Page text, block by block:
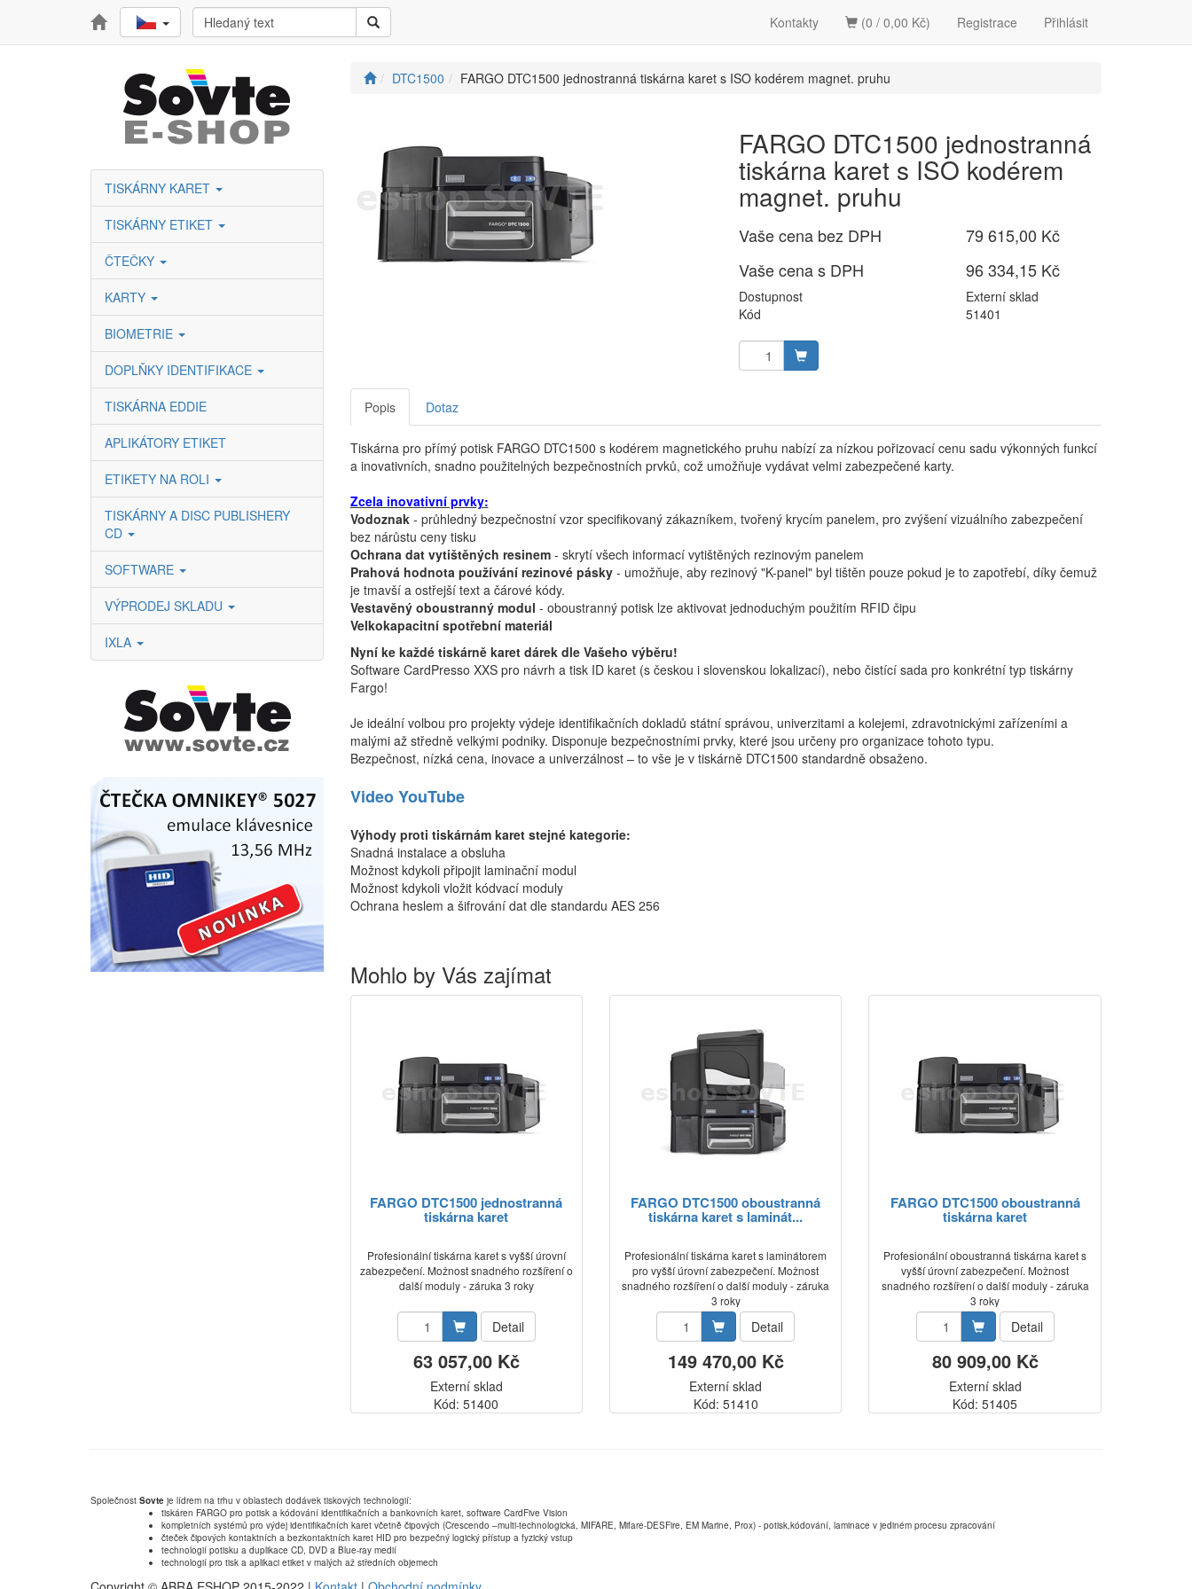
Registrace Přihlásit
Kontakty (0 / 0,00 Kč)
TISKÁRNY KARET
TISKÁRNY ETIKET
ČTEČKY
KARTY
BIOMETRIE
DOPLŇKY IDENTIFIKACE
TISKÁRNA EDDIE
APLIKÁTORY ETIKET
ETIKETY NA ROLI
TISKÁRNY A DISC PUBLISHERY
CD
SOFTWARE
VÝPRODEJ SKLADU
IXLA
DTC1500 FARGO DTC1500 jednostranná tiskárna karet s ISO kodérem magnet. pruhu
FARGO DTC1500 jednostranná
tiskárna karet s ISO kodérem
magnet. pruhu
Vaše cena bez DPH
79 615,00 Kč
Vaše cena s DPH
96 334,15 Kč
Dostupnost
Externí sklad
Kód
51401
Popis Dotaz
Tiskárna pro přímý potisk FARGO DTC1500 s kodérem magnetického pruhu nabízí za nízkou pořizovací cenu sadu výkonných funkcí
a inovativních, snadno použitelných bezpečnostních prvků, což umožňuje vydávat velmi zabezpečené karty.
Zcela inovativní prvky:
Vodoznak- průhledný bezpečnostní vzor specifikovaný zákazníkem, tvořený krycím panelem, pro zvýšení vizuálního zabezpečení
bez nárůstu ceny tisku
Ochrana dat vytištěných resinem- skrytí všech informací vytištěných rezinovým panelem
Prahová hodnota používání rezinové pásky- umožňuje, aby rezinový "K-panel" byl tištěn pouze pokud je to zapotřebí, díky čemuž
je tmavší a ostřejší text a čárové kódy.
Vestavěný oboustranný modul - oboustranný potisk lze aktivovat jednoduchým použitím RFID čipu
Velkokapacitní spotřební materiál
Nyní ke každé tiskárně karet dárek dle Vašeho výběru!
Software CardPresso XXS pro návrh a tisk ID karet (s českou i slovenskou lokalizací), nebo čistící sada pro konkrétní typ tiskárny
Fargo!
Je ideální volbou pro projekty výdeje identifikačních dokladů státní správou, univerzitami a kolejemi, zdravotnickými zařízeními a
malými až středně velkými podniky. Disponuje bezpečnostními prvky, které jsou určeny pro organizace tohoto typu.
Bezpečnost, nízká cena, inovace a univerzálnost – to vše je v tiskárně DTC1500 standardně obsaženo.
Video YouTube
Výhody proti tiskárnám karet stejné kategorie:
Snadná instalace a obsluha
Možnost kdykoli připojit laminační modul
Možnost kdykoli vložit kódvací moduly
Ochrana heslem a šifrování dat dle standardu AES 256
Mohlo by Vás zajímat
FARGO DTC1500 jednostranná
tiskárna karet
Profesionální tiskárna karet s vyšší úrovní
zabezpečení. Možnost snadného rozšíření o
další moduly - záruka 3 roky
Detail
63 057,00 Kč
Externí sklad
Kód: 51400
FARGO DTC1500 oboustranná
tiskárna karet s laminát...
Profesionální tiskárna karet s laminátorem
pro vyšší úrovní zabezpečení. Možnost
snadného rozšíření o další moduly - záruka
3 roky
Detail
149 470,00 Kč
Externí sklad
Kód: 51410
FARGO DTC1500 oboustranná
tiskárna karet
Profesionální oboustranná tiskárna karet s
vyšší úrovní zabezpečení. Možnost
snadného rozšíření o další moduly - záruka
3 roky
Detail
80 909,00 Kč
Externí sklad
Kód: 51405
Společnost Sovte je lídrem na trhu v oblastech dodávek tiskových technologií:
tiskáren FARGO pro potisk a kódování identifikačních a bankovních karet, software CardFive Vision
kompletních systémů pro výdej identifikačních karet včetně čipových (Crescendo –multi-technologická, MIFARE, Mifare-DESFire, EM Marine, Prox) - potisk,kódování, laminace v jediném procesu zpracování
čteček čipových kontaktních a bezkontaktních karet HID pro bezpečný logický přístup a fyzický vstup
technologií potisku a duplikace CD, DVD a Blue-ray medií
technologií pro tisk a aplikaci etiket v malých až středních objemech